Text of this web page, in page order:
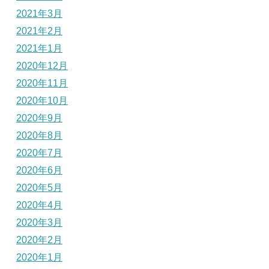
2021年3月
2021年2月
2021年1月
2020年12月
2020年11月
2020年10月
2020年9月
2020年8月
2020年7月
2020年6月
2020年5月
2020年4月
2020年3月
2020年2月
2020年1月